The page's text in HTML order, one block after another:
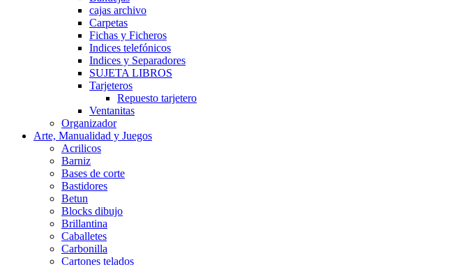
cajas archivo
Carpetas
Fichas y Ficheros
Indices telefónicos
Indices y Separadores
SUJETA LIBROS
Tarjeteros
Repuesto tarjetero
Ventanitas
Organizador
Arte, Manualidad y Juegos
Acrilicos
Barniz
Bases de corte
Bastidores
Betun
Blocks dibujo
Brillantina
Caballetes
Carbonilla
Cartones telados